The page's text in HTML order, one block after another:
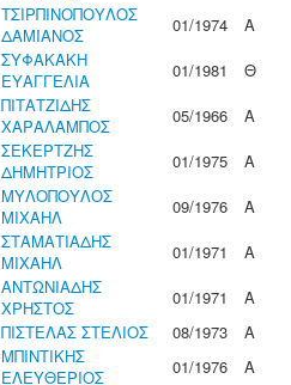
ΤΣΙΡΠΙΝΟΠΟΥΛΟΣ
ΔΑΜΙΑΝΟΣ
01/1974
Α
ΣΥΦΑΚΑΚΗ
ΕΥΑΓΓΕΛΙΑ
01/1981
Θ
ΠΙΤΑΤΖΙΔΗΣ
ΧΑΡΑΛΑΜΠΟΣ
05/1966
Α
ΣΕΚΕΡΤΖΗΣ
ΔΗΜΗΤΡΙΟΣ
01/1975
Α
ΜΥΛΟΠΟΥΛΟΣ
ΜΙΧΑΗΛ
09/1976
Α
ΣΤΑΜΑΤΙΑΔΗΣ
ΜΙΧΑΗΛ
01/1971
Α
ΑΝΤΩΝΙΑΔΗΣ
ΧΡΗΣΤΟΣ
01/1971
Α
ΠΙΣΤΕΛΑΣ ΣΤΕΛΙΟΣ 08/1973
Α
ΜΠΙΝΤΙΚΗΣ
ΕΛΕΥΘΕΡΙΟΣ
01/1976 Α